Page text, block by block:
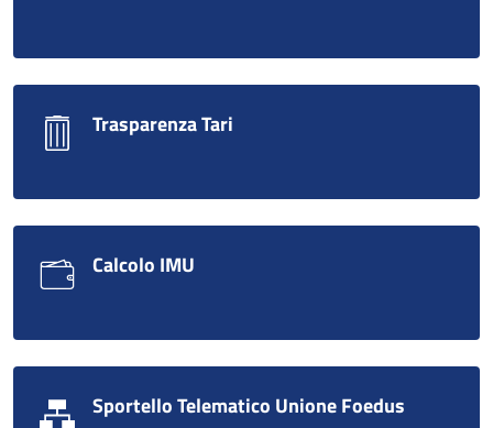
Trasparenza Tari
Calcolo IMU
Sportello Telematico Unione Foedus